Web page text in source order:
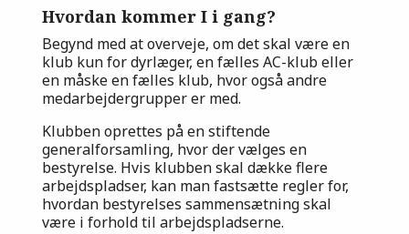
Hvordan kommer I i gang?
Begynd med at overveje, om det skal være en
klub kun for dyrlæger, en fælles AC-klub eller
en måske en fælles klub, hvor også andre
medarbejdergrupper er med.
Klubben oprettes på en stiftende
generalforsamling, hvor der vælges en
bestyrelse. Hvis klubben skal dække flere
arbejdspladser, kan man fastsætte regler for,
hvordan bestyrelses sammensætning skal
være i forhold til arbejdspladserne.